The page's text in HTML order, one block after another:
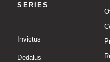
SERIES
Invictus
Dedalus